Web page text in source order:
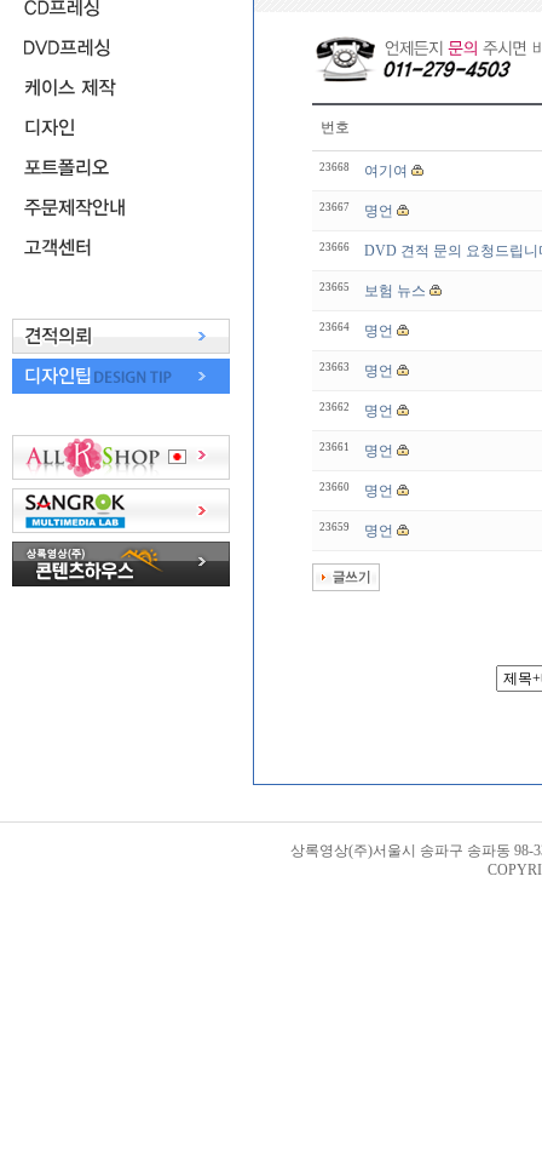
번호
23668 여기여
23667 명언
23666 DVD 견적 문의 요청드립니
23665 보험 뉴스
23664 명언
23663 명언
23662 명언
23661 명언
23660 명언
23659 명언
상록영상(주)서울시 송파구 송파동 98-